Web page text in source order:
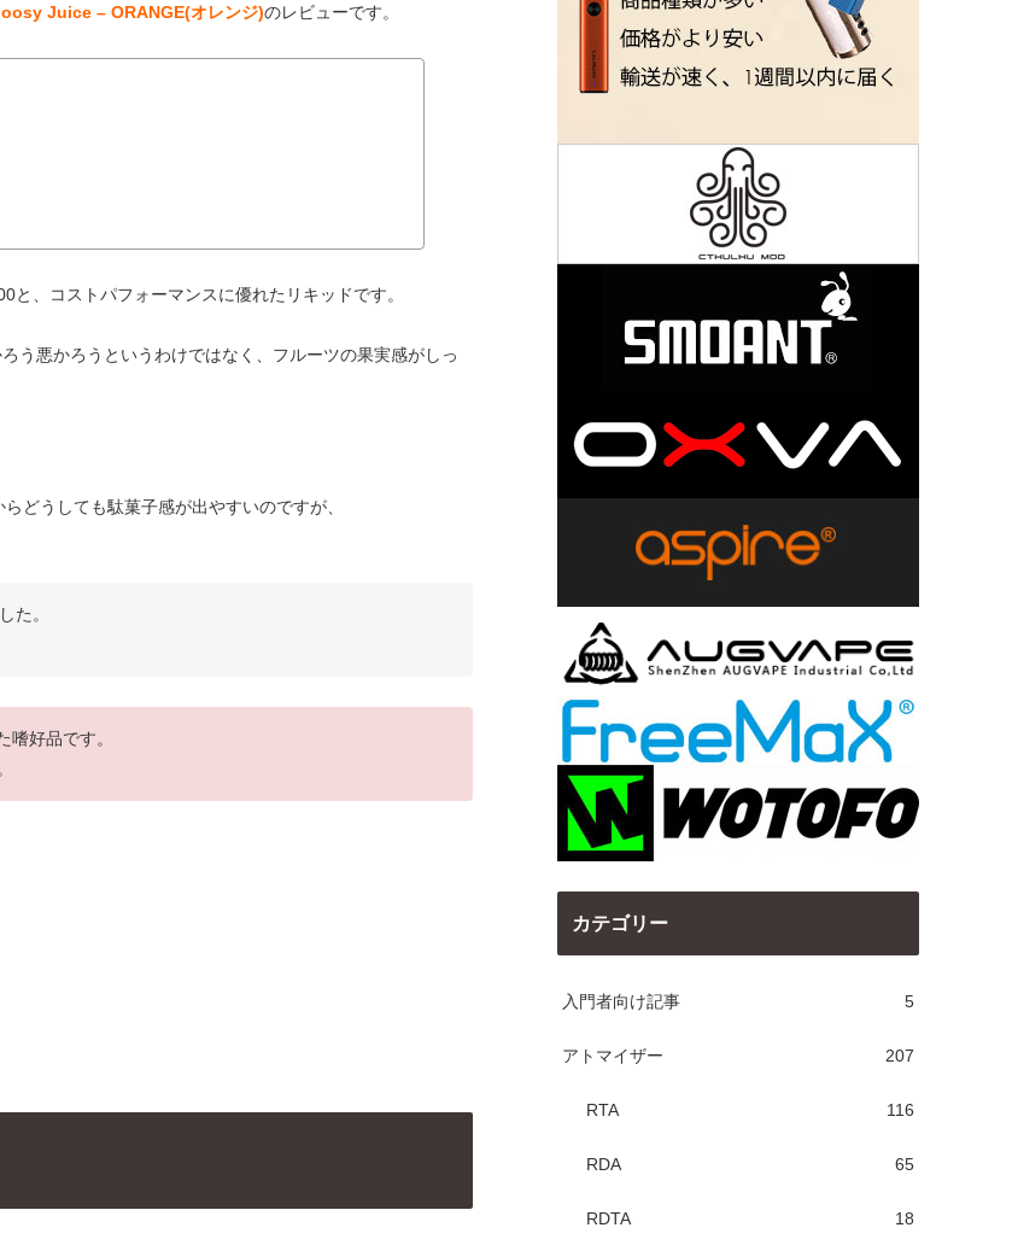
Juice – ORANGE(オレンジ)のレビューです。
、コストパフォーマンスに優れたリキッドです。
う悪かろうというわけではなく、フルーツの果実感がしっ
どうしても駄菓子感が出やすいのですが、
た。
好品です。
カテゴリー
入門者向け記事 5
アトマイザー 207
RTA 116
RDA 65
RDTA 18